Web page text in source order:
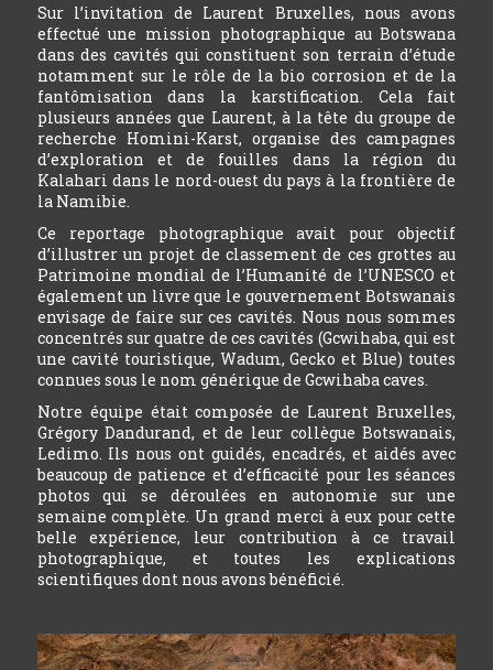
Sur l’invitation de Laurent Bruxelles, nous avons
effectué une mission photographique au Botswana
dans des cavités qui constituent son terrain d’étude
notamment sur le rôle de la bio corrosion et de la
fantômisation dans la karstification. Cela fait
plusieurs années que Laurent, à la tête du groupe de
recherche Homini-Karst, organise des campagnes
d’exploration et de fouilles dans la région du
Kalahari dans le nord-ouest du pays à la frontière de
la Namibie.
Ce reportage photographique avait pour objectif
d’illustrer un projet de classement de ces grottes au
Patrimoine mondial de l’Humanité de l’UNESCO et
également un livre que le gouvernement Botswanais
envisage de faire sur ces cavités. Nous nous sommes
concentrés sur quatre de ces cavités (Gcwihaba, qui est
une cavité touristique, Wadum, Gecko et Blue) toutes
connues sous le nom générique de Gcwihaba caves.
Notre équipe était composée de Laurent Bruxelles,
Grégory Dandurand, et de leur collègue Botswanais,
Ledimo. Ils nous ont guidés, encadrés, et aidés avec
beaucoup de patience et d’efficacité pour les séances
photos qui se déroulées en autonomie sur une
semaine complète. Un grand merci à eux pour cette
belle expérience, leur contribution à ce travail
photographique, et toutes les explications
scientifiques dont nous avons bénéficié.